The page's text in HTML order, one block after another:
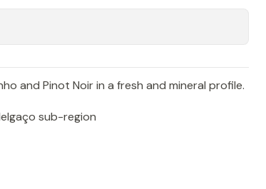
and Pinot Noir in a fresh and mineral profile.
sub-region